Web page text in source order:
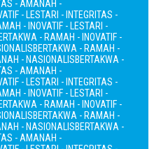
- AMANAH -
- LESTARI - INTEGRITAS -
- INOVATIF - LESTARI -
- RAMAH - INOVATIF -
BERTAKWA - RAMAH -
- NASIONALISBERTAKWA -
- AMANAH -
- LESTARI - INTEGRITAS -
- INOVATIF - LESTARI -
- RAMAH - INOVATIF -
BERTAKWA - RAMAH -
- NASIONALISBERTAKWA -
- AMANAH -